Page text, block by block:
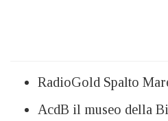
RadioGold Spalto
AcdB il museo della